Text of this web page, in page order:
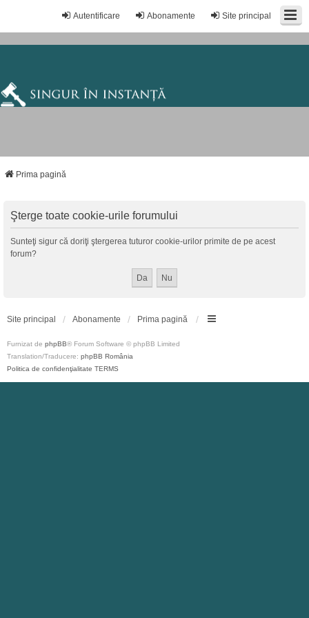
Site principal
Abonamente
Autentificare
Prima pagină
Şterge toate cookie-urile forumului
Sunteţi sigur că doriţi ştergerea tuturor cookie-urilor primite de pe acest
forum?
Site principal Abonamente Prima pagină
Furnizat de phpBB® Forum Software © phpBB Limited
Translation/Traducere: phpBB România
Politica de confidenţialitate TERMS